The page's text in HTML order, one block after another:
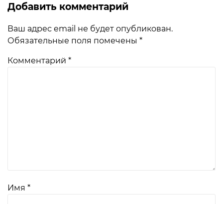
Добавить комментарий
Ваш адрес email не будет опубликован.
Обязательные поля помечены *
Комментарий *
Имя *